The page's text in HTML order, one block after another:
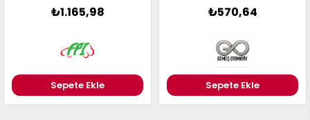
₺1.165,98
Sepete Ekle
₺570,64
Sepete Ekle